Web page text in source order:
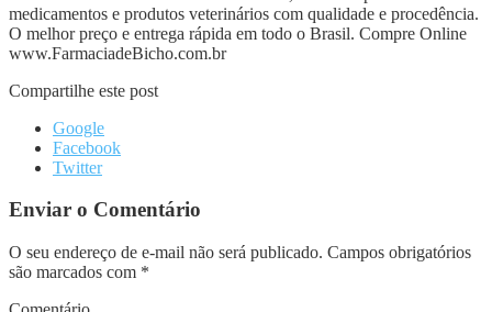
medicamentos e produtos veterinários com qualidade e procedência.
O melhor preço e entrega rápida em todo o Brasil. Compre Online
www.FarmaciadeBicho.com.br
Compartilhe este post
Google
Facebook
Twitter
Enviar o Comentário
O seu endereço de e-mail não será publicado. Campos obrigatórios
são marcados com *